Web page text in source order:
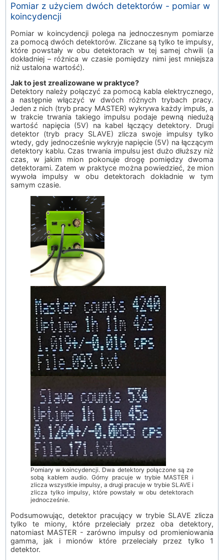
Pomiar z użyciem dwóch detektorów - pomiar w
koincydencji
Pomiar w koincydencji polega na jednoczesnym pomiarze
za pomocą dwóch detektorów. Zliczane są tylko te impulsy,
które powstały w obu detektorach w tej samej chwili (a
dokładniej – różnica w czasie pomiędzy nimi jest mniejsza
niż ustalona wartość).
Jak to jest zrealizowane w praktyce?
Detektory należy połączyć za pomocą kabla elektrycznego,
a następnie włączyć w dwóch różnych trybach pracy.
Jeden z nich (tryb pracy MASTER) wykrywa każdy impuls, a
w trakcie trwania takiego impulsu podaje pewną niedużą
wartość napięcia (5V) na kabel łączący detektory. Drugi
detektor (tryb pracy SLAVE) zlicza swoje impulsy tylko
wtedy, gdy jednocześnie wykryje napięcie (5V) na łączącym
detektory kablu. Czas trwania impulsu jest dużo dłuższy niż
czas, w jakim mion pokonuje drogę pomiędzy dwoma
detektorami. Zatem w praktyce można powiedzieć, że mion
wywoła impulsy w obu detektorach dokładnie w tym
samym czasie.
Pomiary w koincydencji. Dwa detektory połączone są ze
sobą kablem audio. Górny pracuje w trybie MASTER i
zlicza wszystkie impulsy, a drugi pracuje w trybie SLAVE i
zlicza tylko impulsy, które powstały w obu detektorach
jednocześnie.
Podsumowując, detektor pracujący w trybie SLAVE zlicza
tylko te miony, które przeleciały przez oba detektory,
natomiast MASTER - zarówno impulsy od promieniowania
gamma, jak i mionów które przeleciały przez tylko 1
detektor.